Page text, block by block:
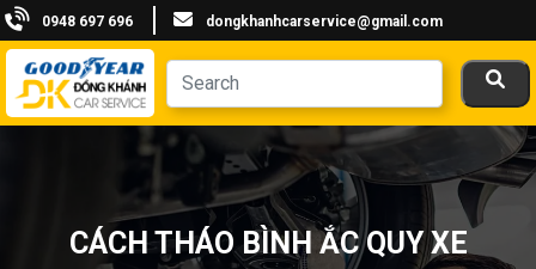
0948 697 696 dongkhanhcarservice@gmail.com
CÁCH THÁO BÌNH ẮC QUY XE